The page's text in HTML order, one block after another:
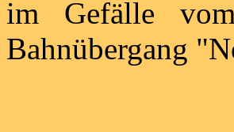
im Gefälle
Bahnübergang